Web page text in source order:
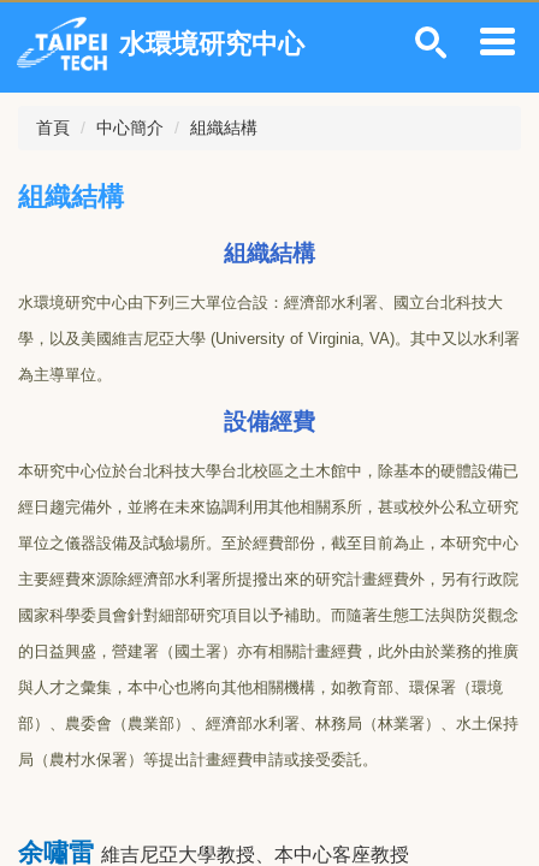
主
要
水環境研究中心
首頁 中心簡介 組織結構
組織結構
組織結構
水環境研究中心由下列三大單位合設：經濟部水利署、國立台北科技大
學，以及美國維吉尼亞大學 (University of Virginia, VA)。其中又以水利署
為主導單位。
設備經費
本研究中心位於台北科技大學台北校區之土木館中，除基本的硬體設備已
經日趨完備外，並將在未來協調利用其他相關系所，甚或校外公私立研究
單位之儀器設備及試驗場所。至於經費部份，截至目前為止，本研究中心
主要經費來源除經濟部水利署所提撥出來的研究計畫經費外，另有行政院
國家科學委員會針對細部研究項目以予補助。而隨著生態工法與防災觀念
的日益興盛，營建署（國土署）亦有相關計畫經費，此外由於業務的推廣
與人才之彙集，本中心也將向其他相關機構，如教育部、環保署（環境
部）、農委會（農業部）、經濟部水利署、林務局（林業署）、水土保持
局（農村水保署）等提出計畫經費申請或接受委託。
余嘯雷 維吉尼亞大學教授、本中心客座教授